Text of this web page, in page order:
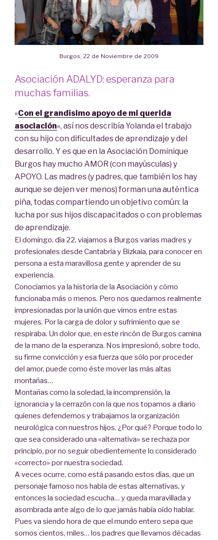
Burgos, 22 de Noviembre de 2009
Asociación ADALYD: esperanza para
muchas familias.
«Con el grandísimo apoyo de mi querida
asociación«, así nos describía Yolanda el trabajo
con su hijo con dificultades de aprendizaje y del
desarrollo. Y es que en la Asociación Dominique
Burgos hay mucho AMOR (con mayúsculas) y
APOYO. Las madres (y padres, que también los hay
aunque se dejen ver menos) forman una auténtica
piña, todas compartiendo un objetivo común: la
lucha por sus hijos discapacitados o con problemas
de aprendizaje.
El domingo, día 22, viajamos a Burgos varias madres y
profesionales desde Cantabria y Bizkaia, para conocer en
persona a esta maravillosa gente y aprender de su
experiencia.
Conocíamos ya la historia de la Asociación y cómo
funcionaba más o menos. Pero nos quedamos realmente
impresionadas por la unión que vimos entre estas
mujeres. Por la carga de dolor y sufrimiento que se
respiraba. Un dolor que, en este rincón de Burgos camina
de la mano de la esperanza. Nos impresionó, sobre todo,
su firme convicción y esa fuerza que sólo por proceder
del amor, puede como éste mover las más altas
montañas…
Montañas como la soledad, la incomprensión, la
ignorancia y la cerrazón con la que nos topamos a diario
quienes defendemos y trabajamos la organización
neurológica con nuestros hijos. ¿Por qué? Porque todo lo
que sea considerado una «alternativa» se rechaza por
principio, por no seguir obedientemente lo considerado
«correcto» por nuestra sociedad.
A veces ocurre, como está pasando estos días, que un
personaje famoso nos habla de estas alternativas, y
entonces la sociedad escucha… y queda maravillada y
asombrada ante algo de lo que jamás había oído hablar.
Pues va siendo hora de que el mundo entero sepa que
somos cientos, miles… los padres que llevamos décadas